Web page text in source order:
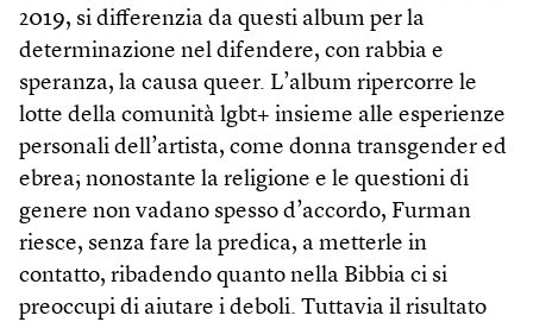
2019, si differenzia da questi album per la
determinazione nel difendere, con rabbia e
speranza, la causa queer. L’album ripercorre le
lotte della comunità lgbt+ insieme alle esperienze
personali dell’artista, come donna transgender ed
ebrea; nonostante la religione e le questioni di
genere non vadano spesso d’accordo, Furman
riesce, senza fare la predica, a metterle in
contatto, ribadendo quanto nella Bibbia ci si
preoccupi di aiutare i deboli. Tuttavia il risultato